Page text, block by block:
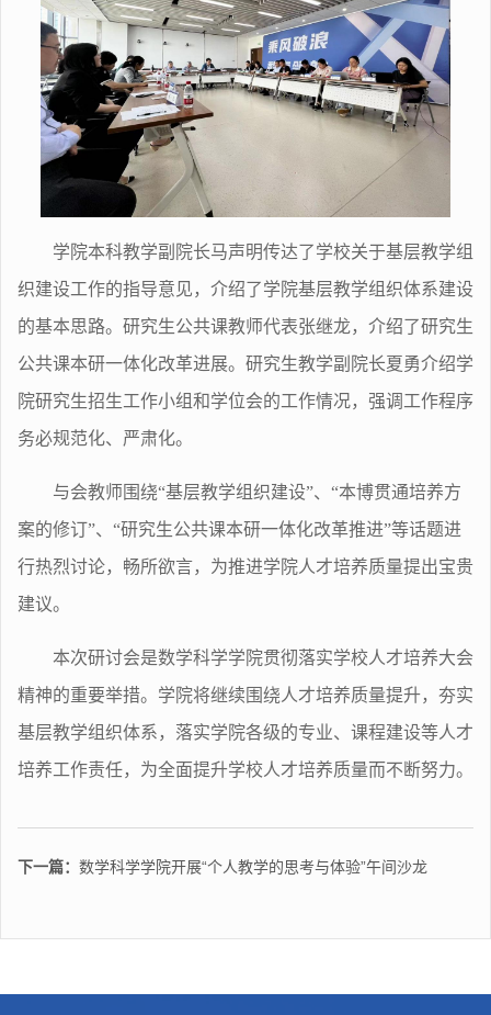
学院本科教学副院长马声明传达了学校关于基层教学组
织建设工作的指导意见，介绍了学院基层教学组织体系建设
的基本思路。研究生公共课教师代表张继龙，介绍了研究生
公共课本研一体化改革进展。研究生教学副院长夏勇介绍学
院研究生招生工作小组和学位会的工作情况，强调工作程序
务必规范化、严肃化。
与会教师围绕“基层教学组织建设”、“本博贯通培养方
案的修订”、“研究生公共课本研一体化改革推进”等话题进
行热烈讨论，畅所欲言，为推进学院人才培养质量提出宝贵
建议。
本次研讨会是数学科学学院贯彻落实学校人才培养大会
精神的重要举措。学院将继续围绕人才培养质量提升，夯实
基层教学组织体系，落实学院各级的专业、课程建设等人才
培养工作责任，为全面提升学校人才培养质量而不断努力。
下一篇： 数学科学学院开展“个人教学的思考与体验”午间沙龙